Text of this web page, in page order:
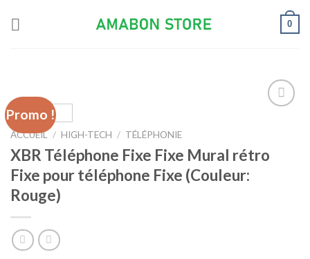
0
Promo !
ACCUEIL / HIGH-TECH / TÉLÉPHONIE
XBR Téléphone Fixe Fixe Mural rétro
Fixe pour téléphone Fixe (Couleur:
Rouge)